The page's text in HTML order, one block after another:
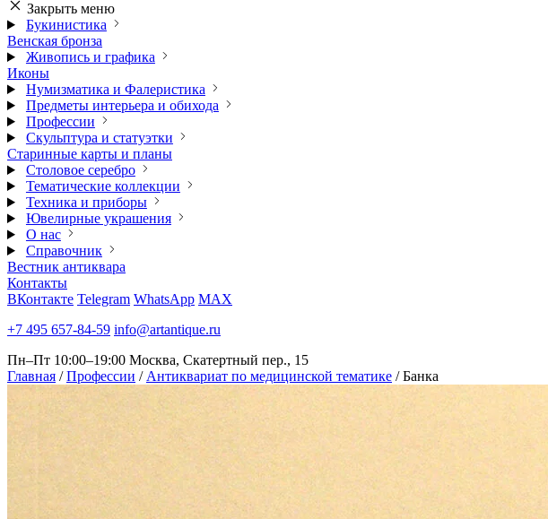
Закрыть меню
Букинистика
Венская бронза
Живопись и графика
Иконы
Нумизматика и Фалеристика
Предметы интерьера и обихода
Профессии
Скульптура и статуэтки
Старинные карты и планы
Столовое серебро
Тематические коллекции
Техника и приборы
Ювелирные украшения
О нас
Справочник
Вестник антиквара
Контакты
ВКонтакте Telegram WhatsApp MAX
+7 495 657-84-59 info@artantique.ru
Пн–Пт 10:00–19:00 Москва, Скатертный пер., 15
Главная / Профессии / Антиквариат по медицинской тематике / Банка